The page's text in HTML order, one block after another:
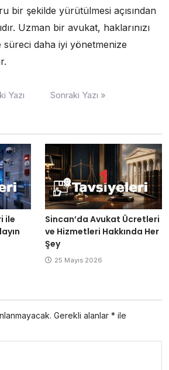
bir şekilde yürütülmesi açısından
Uzman bir avukat, haklarınızı
süreci daha iyi yönetmenize
Yazı Sonraki Yazı »
ile
Sincan’da Avukat Ücretleri
ve Hizmetleri Hakkında Her
Şey
25 Mayıs 2026
Gerekli alanlar * ile